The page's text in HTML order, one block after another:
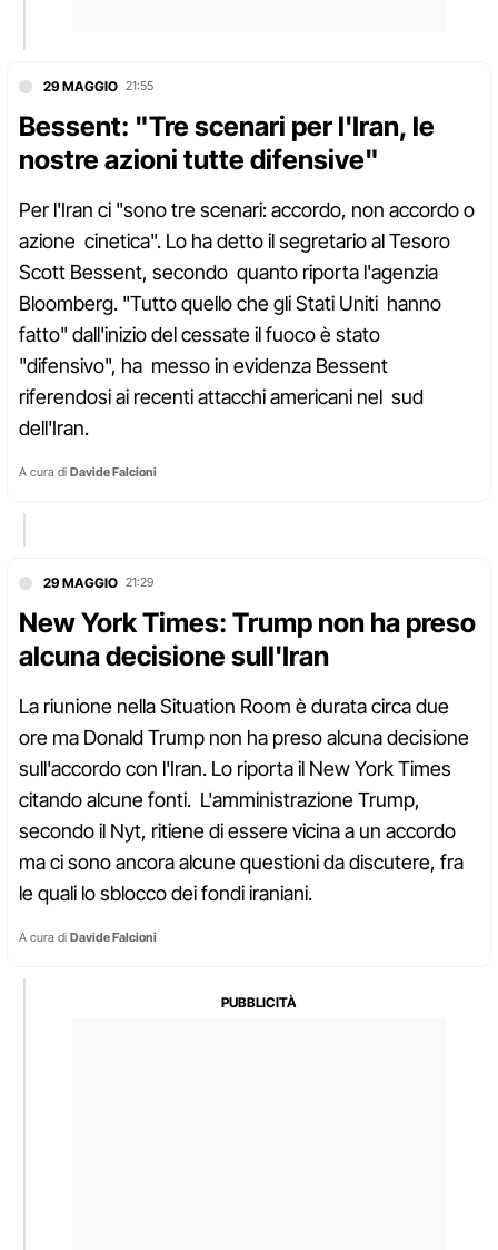
29 MAGGIO 21:55
Bessent: "Tre scenari per l'Iran, le
nostre azioni tutte difensive"
Per l'Iran ci "sono tre scenari: accordo, non accordo o
azione cinetica". Lo ha detto il segretario al Tesoro
Scott Bessent, secondo quanto riporta l'agenzia
Bloomberg. "Tutto quello che gli Stati Uniti hanno
fatto" dall'inizio del cessate il fuoco è stato
"difensivo", ha messo in evidenza Bessent
riferendosi ai recenti attacchi americani nel sud
dell'Iran.
A cura di Davide Falcioni
29 MAGGIO 21:29
New York Times: Trump non ha preso
alcuna decisione sull'Iran
La riunione nella Situation Room è durata circa due
ore ma Donald Trump non ha preso alcuna decisione
sull'accordo con l'Iran. Lo riporta il New York Times
citando alcune fonti. L'amministrazione Trump,
secondo il Nyt, ritiene di essere vicina a un accordo
ma ci sono ancora alcune questioni da discutere, fra
le quali lo sblocco dei fondi iraniani.
A cura di Davide Falcioni